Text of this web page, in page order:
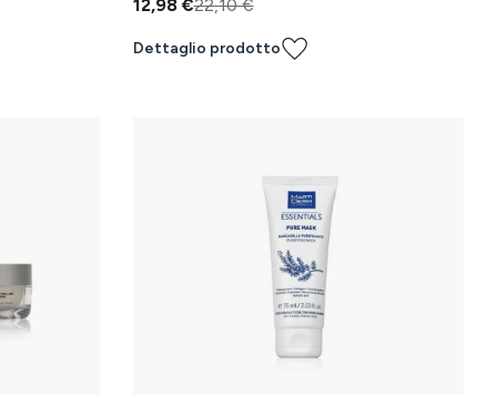
12,98 €22,10 €
Dettaglio prodotto